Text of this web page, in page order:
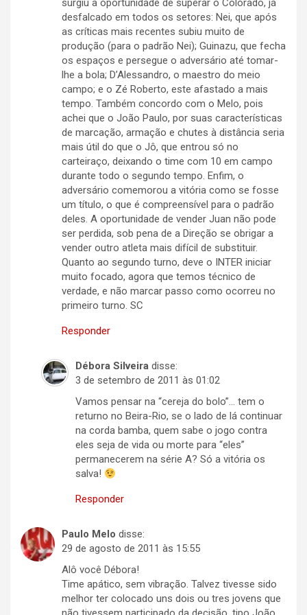
surgiu a oportunidade de superar o Colorado, já
desfalcado em todos os setores: Nei, que após
as críticas mais recentes subiu muito de
produção (para o padrão Nei); Guinazu, que fecha
os espaços e persegue o adversário até tomar-
lhe a bola; D’Alessandro, o maestro do meio
campo; e o Zé Roberto, este afastado a mais
tempo. Também concordo com o Melo, pois
achei que o João Paulo, por suas características
de marcação, armação e chutes à distância seria
mais útil do que o Jô, que entrou só no
carteiraço, deixando o time com 10 em campo
durante todo o segundo tempo. Enfim, o
adversário comemorou a vitória como se fosse
um título, o que é compreensível para o padrão
deles. A oportunidade de vender Juan não pode
ser perdida, sob pena de a Direção se obrigar a
vender outro atleta mais difícil de substituir.
Quanto ao segundo turno, deve o INTER iniciar
muito focado, agora que temos técnico de
verdade, e não marcar passo como ocorreu no
primeiro turno. SC
Responder
Débora Silveira disse:
3 de setembro de 2011 às 01:02
Vamos pensar na “cereja do bolo”… tem o
returno no Beira-Rio, se o lado de lá continuar
na corda bamba, quem sabe o jogo contra
eles seja de vida ou morte para “eles”
permanecerem na série A? Só a vitória os
salva!
Responder
Paulo Melo disse:
29 de agosto de 2011 às 15:55
Alô você Débora!
Time apático, sem vibração. Talvez tivesse sido
melhor ter colocado uns dois ou tres jovens que